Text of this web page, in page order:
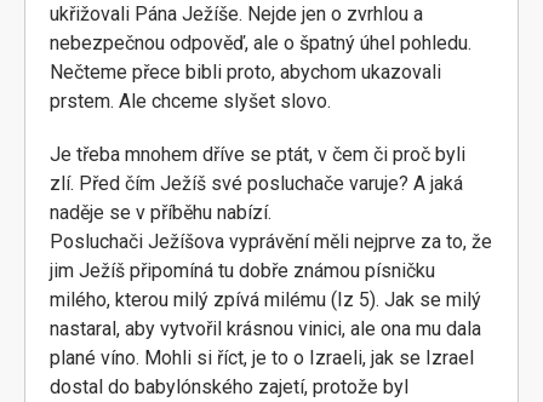
ukřižovali Pána Ježíše. Nejde jen o zvrhlou a
nebezpečnou odpověď, ale o špatný úhel pohledu.
Nečteme přece bibli proto, abychom ukazovali
prstem. Ale chceme slyšet slovo.
Je třeba mnohem dříve se ptát, v čem či proč byli
zlí. Před čím Ježíš své posluchače varuje? A jaká
naděje se v příběhu nabízí.
Posluchači Ježíšova vyprávění měli nejprve za to, že
jim Ježíš připomíná tu dobře známou písničku
milého, kterou milý zpívá milému (Iz 5). Jak se milý
nastaral, aby vytvořil krásnou vinici, ale ona mu dala
plané víno. Mohli si říct, je to o Izraeli, jak se Izrael
dostal do babylónského zajetí, protože byl